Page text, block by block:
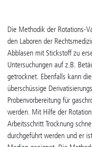
Die Methodik der Rotations-
den Laboren der
Abblasen mit Stickstoff zu
Untersuchungen auf z.B.
getrocknet. Ebenfalls kann
überschüssige
Probenvorbereitung für
werden. Mit Hilfe der
Arbeitsschritt Trocknung
durchgeführt werden und er